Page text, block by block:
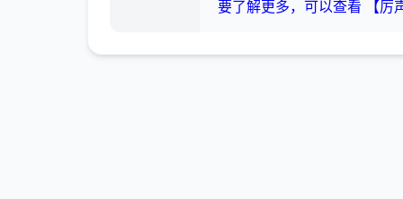
要了解更多，可以查看 【厉